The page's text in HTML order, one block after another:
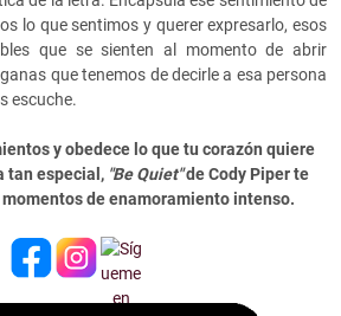
lo que sentimos y querer expresarlo, esos
que se sienten al momento de abrir
que tenemos de decirle a esa persona
escuche.
y obedece lo que tu corazón quiere
tan especial, "Be Quiet"de Cody Piper te
de enamoramiento intenso.